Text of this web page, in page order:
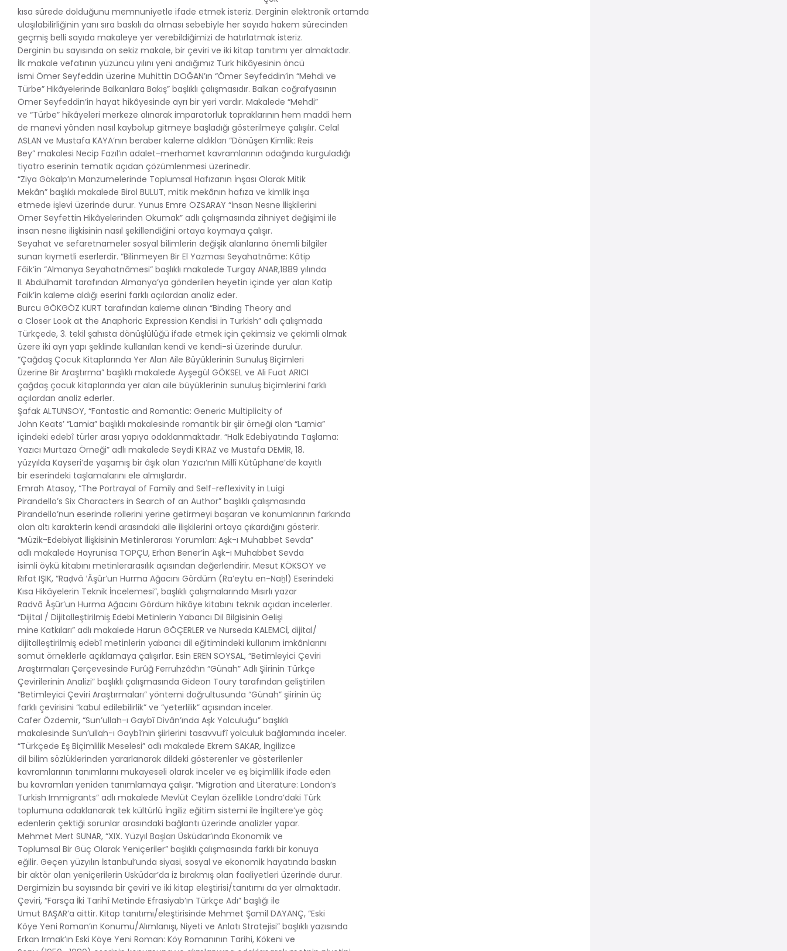
kısa sürede dolduğunu memnuniyetle ifade etmek isteriz. Derginin elektronik ortamda
ulaşılabilirliğinin yanı sıra baskılı da olması sebebiyle her sayıda hakem sürecinden
geçmiş belli sayıda makaleye yer verebildiğimizi de hatırlatmak isteriz.
Derginin bu sayısında on sekiz makale, bir çeviri ve iki kitap tanıtımı yer almaktadır.
İlk makale vefatının yüzüncü yılını yeni andığımız Türk hikâyesinin öncü
ismi Ömer Seyfeddin üzerine Muhittin DOĞAN’ın “Ömer Seyfeddin’in “Mehdi ve
Türbe” Hikâyelerinde Balkanlara Bakış” başlıklı çalışmasıdır. Balkan coğrafyasının
Ömer Seyfeddin’in hayat hikâyesinde ayrı bir yeri vardır. Makalede “Mehdi”
ve “Türbe” hikâyeleri merkeze alınarak imparatorluk topraklarının hem maddi hem
de manevi yönden nasıl kaybolup gitmeye başladığı gösterilmeye çalışılır. Celal
ASLAN ve Mustafa KAYA’nın beraber kaleme aldıkları “Dönüşen Kimlik: Reis
Bey” makalesi Necip Fazıl’ın adalet-merhamet kavramlarının odağında kurguladığı
tiyatro eserinin tematik açıdan çözümlenmesi üzerinedir.
“Ziya Gökalp’ın Manzumelerinde Toplumsal Hafızanın İnşası Olarak Mitik
Mekân” başlıklı makalede Birol BULUT, mitik mekânın hafıza ve kimlik inşa
etmede işlevi üzerinde durur. Yunus Emre ÖZSARAY “İnsan Nesne İlişkilerini
Ömer Seyfettin Hikâyelerinden Okumak” adlı çalışmasında zihniyet değişimi ile
insan nesne ilişkisinin nasıl şekillendiğini ortaya koymaya çalışır.
Seyahat ve sefaretnameler sosyal bilimlerin değişik alanlarına önemli bilgiler
sunan kıymetli eserlerdir. “Bilinmeyen Bir El Yazması Seyahatnâme: Kâtip
Fâik’in “Almanya Seyahatnâmesi“ başlıklı makalede Turgay ANAR,1889 yılında
II. Abdülhamit tarafından Almanya’ya gönderilen heyetin içinde yer alan Katip
Faik’in kaleme aldığı eserini farklı açılardan analiz eder.
Burcu GÖKGÖZ KURT tarafından kaleme alınan “Binding Theory and
a Closer Look at the Anaphoric Expression Kendisi in Turkish” adlı çalışmada
Türkçede, 3. tekil şahısta dönüşlülüğü ifade etmek için çekimsiz ve çekimli olmak
üzere iki ayrı yapı şeklinde kullanılan kendi ve kendi-si üzerinde durulur.
“Çağdaş Çocuk Kitaplarında Yer Alan Aile Büyüklerinin Sunuluş Biçimleri
Üzerine Bir Araştırma” başlıklı makalede Ayşegül GÖKSEL ve Ali Fuat ARICI
çağdaş çocuk kitaplarında yer alan aile büyüklerinin sunuluş biçimlerini farklı
açılardan analiz ederler.
Şafak ALTUNSOY, “Fantastic and Romantic: Generic Multiplicity of
John Keats’ “Lamia” başlıklı makalesinde romantik bir şiir örneği olan “Lamia”
içindeki edebî türler arası yapıya odaklanmaktadır. “Halk Edebiyatında Taşlama:
Yazıcı Murtaza Örneği” adlı makalede Seydi KİRAZ ve Mustafa DEMİR, 18.
yüzyılda Kayseri’de yaşamış bir âşık olan Yazıcı’nın Millî Kütüphane’de kayıtlı
bir eserindeki taşlamalarını ele almışlardır.
Emrah Atasoy, “The Portrayal of Family and Self-reflexivity in Luigi
Pirandello’s Six Characters in Search of an Author” başlıklı çalışmasında
Pirandello’nun eserinde rollerini yerine getirmeyi başaran ve konumlarının farkında
olan altı karakterin kendi arasındaki aile ilişkilerini ortaya çıkardığını gösterir.
“Müzik-Edebiyat İlişkisinin Metinlerarası Yorumları: Aşk-ı Muhabbet Sevda”
adlı makalede Hayrunisa TOPÇU, Erhan Bener’in Aşk-ı Muhabbet Sevda
isimli öykü kitabını metinlerarasılık açısından değerlendirir. Mesut KÖKSOY ve
Rıfat IŞIK, “Raḍvâ ʻÂşûr’un Hurma Ağacını Gördüm (Ra’eytu en-Naḫl) Eserindeki
Kısa Hikâyelerin Teknik İncelemesi”, başlıklı çalışmalarında Mısırlı yazar
Radvâ Âşûr’un Hurma Ağacını Gördüm hikâye kitabını teknik açıdan incelerler.
“Dijital / Dijitalleştirilmiş Edebi Metinlerin Yabancı Dil Bilgisinin Gelişi
mine Katkıları” adlı makalede Harun GÖÇERLER ve Nurseda KALEMCİ, dijital/
dijitalleştirilmiş edebî metinlerin yabancı dil eğitimindeki kullanım imkânlarını
somut örneklerle açıklamaya çalışırlar. Esin EREN SOYSAL, “Betimleyici Çeviri
Araştırmaları Çerçevesinde Furûğ Ferruhzâd’ın “Günah” Adlı Şiirinin Türkçe
Çevirilerinin Analizi” başlıklı çalışmasında Gideon Toury tarafından geliştirilen
“Betimleyici Çeviri Araştırmaları” yöntemi doğrultusunda “Günah” şiirinin üç
farklı çevirisini “kabul edilebilirlik” ve “yeterlilik” açısından inceler.
Cafer Özdemir, “Sun’ullah-ı Gaybî Divân’ında Aşk Yolculuğu” başlıklı
makalesinde Sun’ullah-ı Gaybî’nin şiirlerini tasavvufî yolculuk bağlamında inceler.
“Türkçede Eş Biçimlilik Meselesi” adlı makalede Ekrem SAKAR, İngilizce
dil bilim sözlüklerinden yararlanarak dildeki gösterenler ve gösterilenler
kavramlarının tanımlarını mukayeseli olarak inceler ve eş biçimlilik ifade eden
bu kavramları yeniden tanımlamaya çalışır. “Migration and Literature: London’s
Turkish Immigrants” adlı makalede Mevlüt Ceylan özellikle Londra’daki Türk
toplumuna odaklanarak tek kültürlü İngiliz eğitim sistemi ile İngiltere’ye göç
edenlerin çektiği sorunlar arasındaki bağlantı üzerinde analizler yapar.
Mehmet Mert SUNAR, “XIX. Yüzyıl Başları Üsküdar’ında Ekonomik ve
Toplumsal Bir Güç Olarak Yeniçeriler” başlıklı çalışmasında farklı bir konuya
eğilir. Geçen yüzyılın İstanbul’unda siyasi, sosyal ve ekonomik hayatında baskın
bir aktör olan yeniçerilerin Üsküdar’da iz bırakmış olan faaliyetleri üzerinde durur.
Dergimizin bu sayısında bir çeviri ve iki kitap eleştirisi/tanıtımı da yer almaktadır.
Çeviri, “Farsça İki Tarihî Metinde Efrasiyab’ın Türkçe Adı” başlığı ile
Umut BAŞAR’a aittir. Kitap tanıtımı/eleştirisinde Mehmet Şamil DAYANÇ, “Eski
Köye Yeni Roman’ın Konumu/Alımlanışı, Niyeti ve Anlatı Stratejisi” başlıklı yazısında
Erkan Irmak’ın Eski Köye Yeni Roman: Köy Romanının Tarihi, Kökeni ve